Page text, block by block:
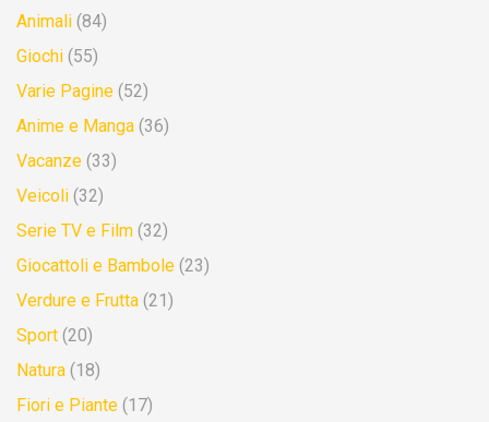
Animali (84)
Giochi (55)
Varie Pagine (52)
Anime e Manga (36)
Vacanze (33)
Veicoli (32)
Serie TV e Film (32)
Giocattoli e Bambole (23)
Verdure e Frutta (21)
Sport (20)
Natura (18)
Fiori e Piante (17)